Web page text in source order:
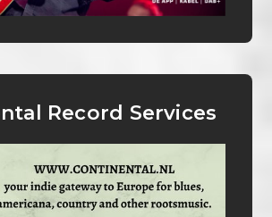
Record Services